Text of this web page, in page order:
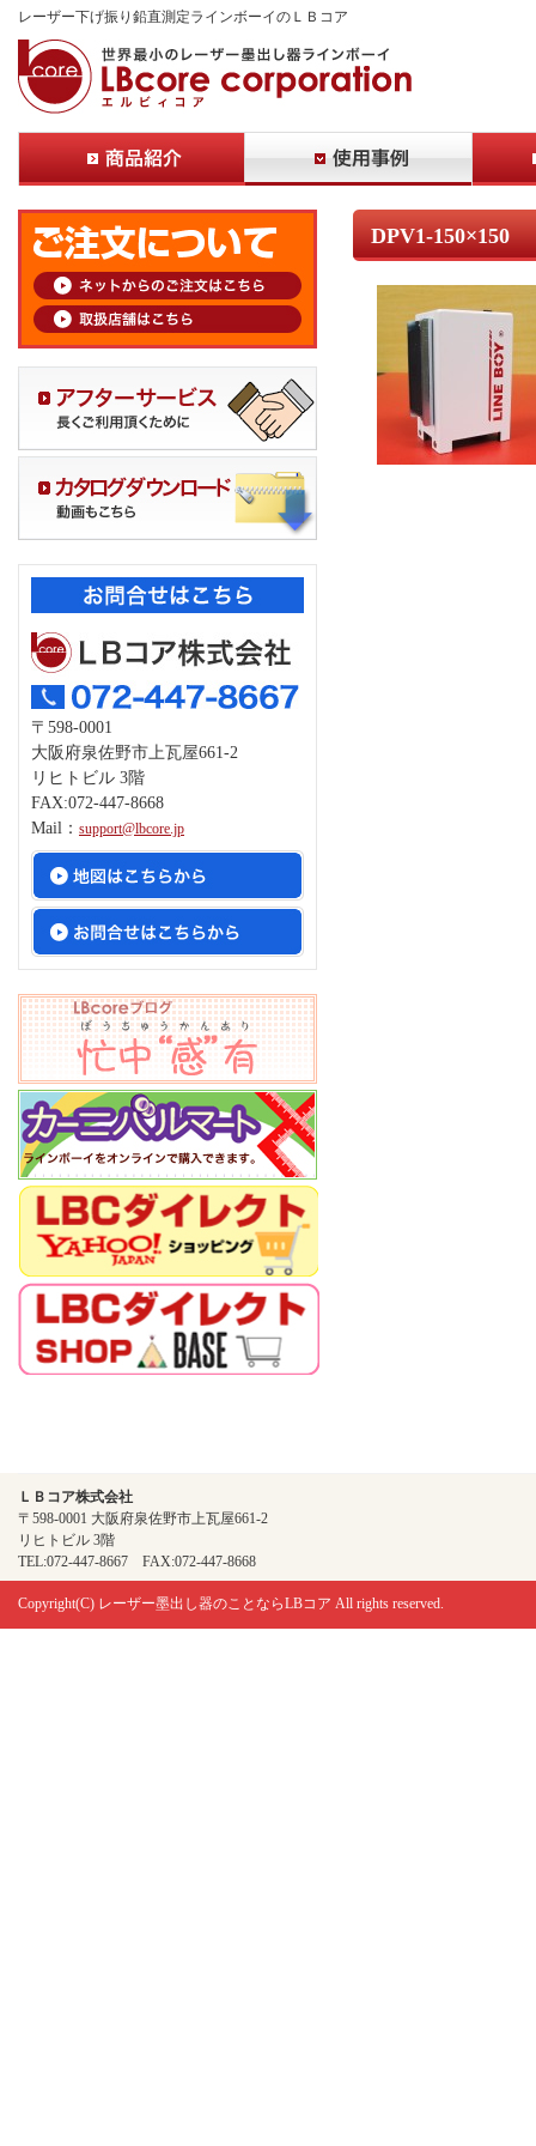
レーザー下げ振り鉛直測定ラインボーイのＬＢコア
DPV1-150×150
〒598-0001
大阪府泉佐野市上瓦屋661-2
リヒトビル 3階
FAX:072-447-8668
Mail： support@lbcore.jp
ＬＢコア株式会社
〒598-0001 大阪府泉佐野市上瓦屋661-2
リヒトビル 3階
TEL:072-447-8667 FAX:072-447-8668
Copyright(C) レーザー墨出し器のことならLBコア All rights reserved.